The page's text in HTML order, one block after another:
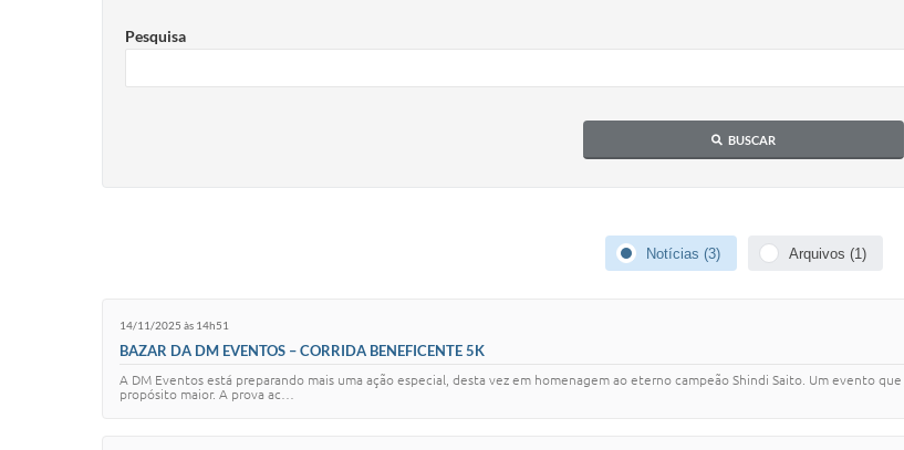
Pesquisa
BUSCAR
Notícias (3) Arquivos (1)
14/11/2025 às 14h51
BAZAR DA DM EVENTOS – CORRIDA BENEFICENTE 5K
A DM Eventos está preparando mais uma ação especial, desta vez em homenagem ao eterno campeão Shindi Saito. Um evento
propósito maior. A prova ac…